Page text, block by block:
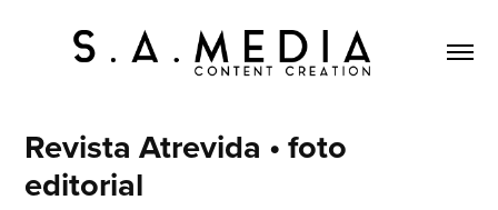
Revista Atrevida • foto
editorial